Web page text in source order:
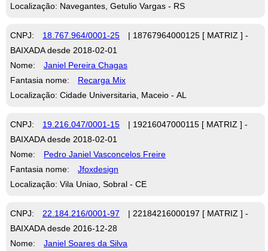
Localização: Navegantes, Getulio Vargas - RS
CNPJ: 18.767.964/0001-25
| 18767964000125 [ MATRIZ ] -
BAIXADA desde 2018-02-01
Nome:
Janiel Pereira Chagas
Fantasia nome:
Recarga Mix
Localização: Cidade Universitaria, Maceio - AL
CNPJ: 19.216.047/0001-15
| 19216047000115 [ MATRIZ ] -
BAIXADA desde 2018-02-01
Nome:
Pedro Janiel Vasconcelos Freire
Fantasia nome:
Jfoxdesign
Localização: Vila Uniao, Sobral - CE
CNPJ: 22.184.216/0001-97
| 22184216000197 [ MATRIZ ] -
BAIXADA desde 2016-12-28
Nome:
Janiel Soares da Silva